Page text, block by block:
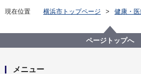
現在位置 横浜市トップページ
健康・
障害者差別解消法への対応
精神障害
（配慮があって良かった事例3）
ページトップへ
メニュー